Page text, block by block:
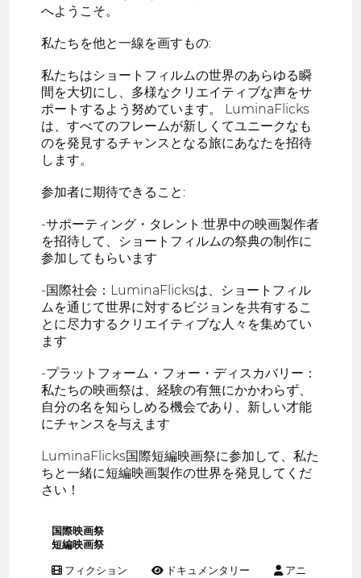
へようこそ。
私たちを他と一線を画すもの:
私たちはショートフィルムの世界のあらゆる瞬
間を大切にし、多様なクリエイティブな声をサ
ポートするよう努めています。 LuminaFlicks
は、すべてのフレームが新しくてユニークなも
のを発見するチャンスとなる旅にあなたを招待
します。
参加者に期待できること:
-サポーティング・タレント:世界中の映画製作者
を招待して、ショートフィルムの祭典の制作に
参加してもらいます
-国際社会：LuminaFlicksは、ショートフィル
ムを通じて世界に対するビジョンを共有するこ
とに尽力するクリエイティブな人々を集めてい
ます
-プラットフォーム・フォー・ディスカバリー：
私たちの映画祭は、経験の有無にかかわらず、
自分の名を知らしめる機会であり、新しい才能
にチャンスを与えます
LuminaFlicks国際短編映画祭に参加して、私た
ちと一緒に短編映画製作の世界を発見してくだ
さい！
国際映画祭
短編映画祭
フィクション ドキュメンタリー
アニ